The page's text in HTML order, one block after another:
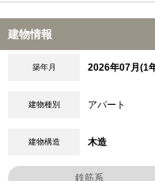
建物情報
築年月 2026年07月(1
建物種別 アパート
建物構造 木造
鉄筋系